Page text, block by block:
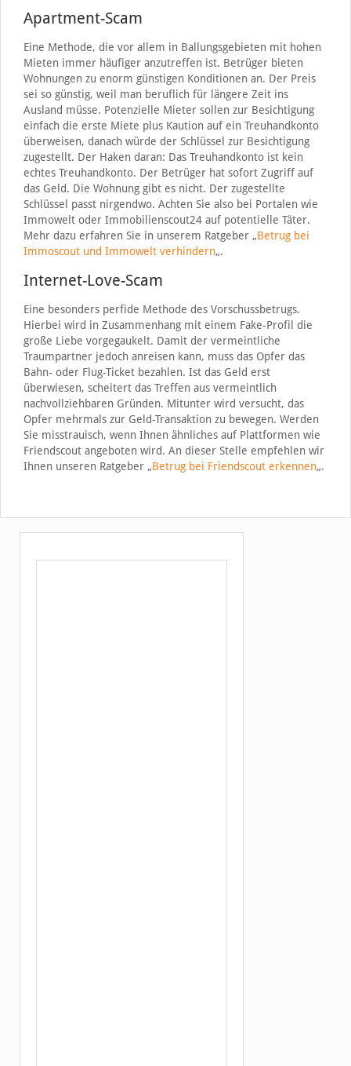
Apartment-Scam
Eine Methode, die vor allem in Ballungsgebieten mit hohen
Mieten immer häufiger anzutreffen ist. Betrüger bieten
Wohnungen zu enorm günstigen Konditionen an. Der Preis
sei so günstig, weil man beruflich für längere Zeit ins
Ausland müsse. Potenzielle Mieter sollen zur Besichtigung
einfach die erste Miete plus Kaution auf ein Treuhandkonto
überweisen, danach würde der Schlüssel zur Besichtigung
zugestellt. Der Haken daran: Das Treuhandkonto ist kein
echtes Treuhandkonto. Der Betrüger hat sofort Zugriff auf
das Geld. Die Wohnung gibt es nicht. Der zugestellte
Schlüssel passt nirgendwo. Achten Sie also bei Portalen wie
Immowelt oder Immobilienscout24 auf potentielle Täter.
Mehr dazu erfahren Sie in unserem Ratgeber „Betrug bei
Immoscout und Immowelt verhindern„.
Internet-Love-Scam
Eine besonders perfide Methode des Vorschussbetrugs.
Hierbei wird in Zusammenhang mit einem Fake-Profil die
große Liebe vorgegaukelt. Damit der vermeintliche
Traumpartner jedoch anreisen kann, muss das Opfer das
Bahn- oder Flug-Ticket bezahlen. Ist das Geld erst
überwiesen, scheitert das Treffen aus vermeintlich
nachvollziehbaren Gründen. Mitunter wird versucht, das
Opfer mehrmals zur Geld-Transaktion zu bewegen. Werden
Sie misstrauisch, wenn Ihnen ähnliches auf Plattformen wie
Friendscout angeboten wird. An dieser Stelle empfehlen wir
Ihnen unseren Ratgeber „Betrug bei Friendscout erkennen„.